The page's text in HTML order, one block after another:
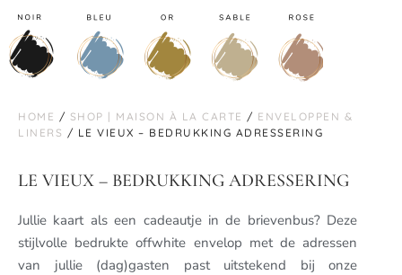
HOME / SHOP | MAISON À LA CARTE / ENVELOPPEN &
LINERS / LE VIEUX – BEDRUKKING ADRESSERING
LE VIEUX – BEDRUKKING ADRESSERING
Jullie kaart als een cadeautje in de brievenbus? Deze
stijlvolle bedrukte offwhite envelop met de adressen
van jullie (dag)gasten past uitstekend bij onze